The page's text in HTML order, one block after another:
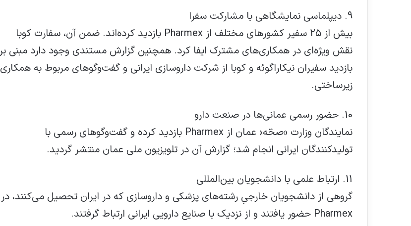
9. دیپلماسی نمایشگاهی با مشارکت سفرا
بیش از ۲۵ سفیر کشورهای مختلف از Pharmex بازدید کرده‌اند. ضمن آن، سفارت کوبا
نقش ویژه‌ای در همکاری‌های مشترک ایفا کرد. همچنین گزارش مستندی وجود دارد مبنی بر
بازدید سفیران نیکاراگوئه و کوبا از شرکت داروسازی ایرانی و گفت‌وگوهای مربوط به همکاری
زیرساختی.
10. حضور رسمی عمانی‌ها در صنعت دارو
نمایندگان وزارت «صحّه» عمان از Pharmex بازدید کرده و گفت‌وگوهای رسمی با
تولیدکنندگان ایرانی انجام شد؛ گزارش آن در تلویزیون ملی عمان منتشر گردید.
11. ارتباط علمی با دانشجویان بین‌المللی
گروهی از دانشجویان خارجیِ رشته‌های پزشکی و داروسازی که در ایران تحصیل می‌کنند، در
Pharmex حضور یافتند و از نزدیک با صنایع دارویی ایرانی ارتباط گرفتند.